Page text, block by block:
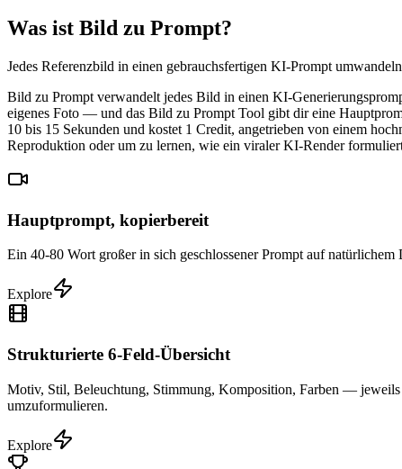
Was ist Bild zu Prompt?
Jedes Referenzbild in einen gebrauchsfertigen KI-Prompt umwandeln
Bild zu Prompt verwandelt jedes Bild in einen KI-
eigenes Foto — und das Bild zu Prompt Tool gibt dir eine
10 bis 15 Sekunden und kostet 1 Credit, angetrieben von einem
Reproduktion oder um zu lernen, wie ein viraler KI-Render
Hauptprompt, kopierbereit
Ein 40-80 Wort großer in sich geschlossener Prompt auf
Explore
Strukturierte 6-Feld-Übersicht
Motiv, Stil, Beleuchtung, Stimmung, Komposition, Farben — jeweils
umzuformulieren.
Explore